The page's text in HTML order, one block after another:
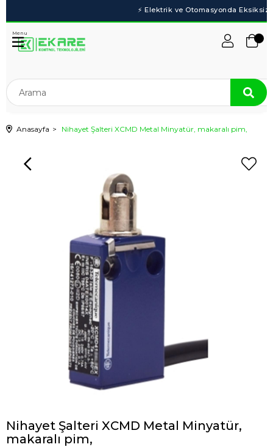
Menu
Anasayfa Nihayet Şalteri XCMD Metal Minyatür, makaralı pim,
Nihayet Şalteri XCMD Metal Minyatür,
makaralı pim,